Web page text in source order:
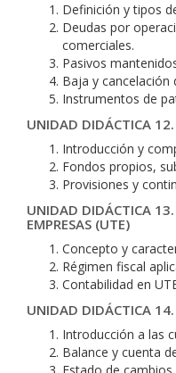
Definición y tipos
Deudas por
comerciales.
Pasivos
Baja y cancelación
Instrumentos de
UNIDAD DIDÁCTICA
Introducción y
Fondos propios,
Provisiones y
UNIDAD DIDÁCTICA 13.
EMPRESAS (UTE)
Concepto y
Régimen fiscal
Contabilidad en
UNIDAD DIDÁCTICA
Introducción a las
Balance y cuenta